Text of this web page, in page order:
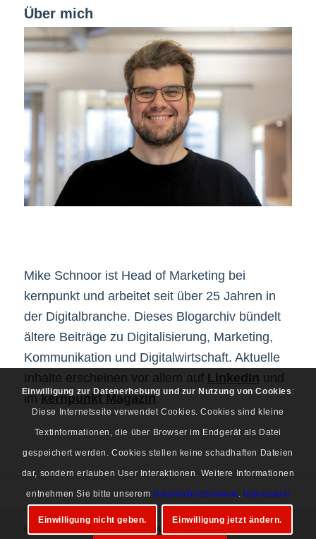
Über mich
Mike Schnoor ist Head of Marketing bei
kernpunkt und arbeitet seit über 25 Jahren in
der Digitalbranche. Dieses Blogarchiv bündelt
ältere Beiträge zu Digitalisierung, Marketing,
Kommunikation und Digitalwirtschaft. Aktuelle
Inhalte erscheinen vor allem auf LinkedIn und
imkernpunkt Magazin.
© Copyright 1997-2026 Mike Schnoor. Alle Rechte vorbehalten.
Einwilligung zur Datenerhebung und zur Nutzung von Cookies :
Diese Internetseite verwendet Cookies. Cookies sind kleine
Textinformationen, die über Browser im Endgerät als Datei
gespeichert werden. Cookies stellen keine schadhaften Dateien
dar, sondern erlauben User Interaktionen. Weitere Informationen
entnehmen Sie bitte unserem Datenschutzhinweis. Impressum
Einwilligung nicht geben. Einwilligung jetzt ändern.